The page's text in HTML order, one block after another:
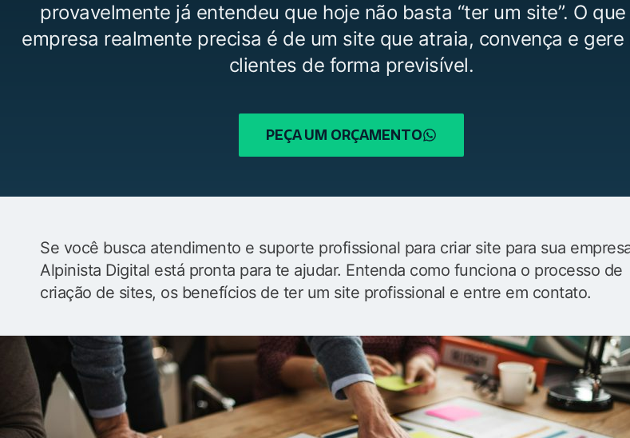
provavelmente já entendeu que hoje não basta “ter um site”. O que
empresa realmente precisa é de um site que atraia, convença e gere
clientes de forma previsível.
PEÇA UM ORÇAMENTO
Se você busca atendimento e suporte profissional para criar site para sua
Alpinista Digital está pronta para te ajudar. Entenda como funciona o processo de
criação de sites, os benefícios de ter um site profissional e entre em contato.